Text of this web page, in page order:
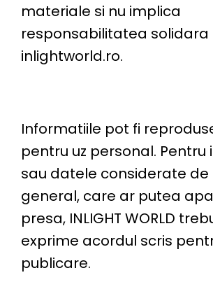
materiale si nu implica
responsabilitatea solidara
inlightworld.ro.
Informatiile pot fi
pentru uz personal.
sau datele considerate de
general, care ar putea
presa, INLIGHT WORLD
exprime acordul scris
publicare.